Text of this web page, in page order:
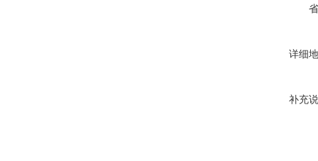
详细
补充